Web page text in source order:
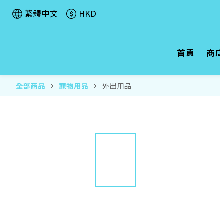
繁體中文 HKD
首頁 商
全部商品 寵物用品 外出用品